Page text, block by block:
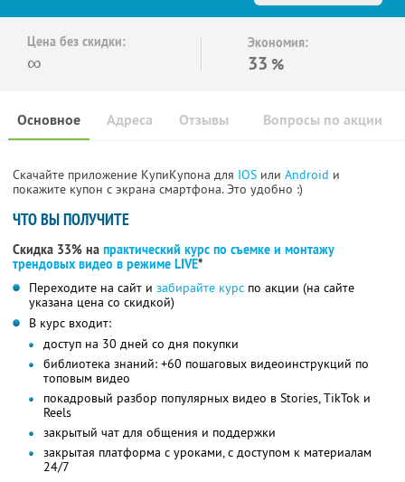
Цена без скидки:
∞
Экономия:
33 %
Основное Отзывы Вопросы по акции
Адреса
Скачайте приложение КупиКупона для IOS или Android и
покажите купон с экрана смартфона. Это удобно :)
ЧТО ВЫ ПОЛУЧИТЕ
Скидка 33% на практический курс по съемке и монтажу
трендовых видео в режиме LIVE*
Переходите на сайт и забирайте курс по акции (на сайте
указана цена со скидкой)
В курс входит:
доступ на 30 дней со дня покупки
библиотека знаний: +60 пошаговых видеоинструкций по
топовым видео
покадровый разбор популярных видео в Stories, TikTok и
Reels
закрытый чат для общения и поддержки
закрытая платформа с уроками, с доступом к материалам
24/7